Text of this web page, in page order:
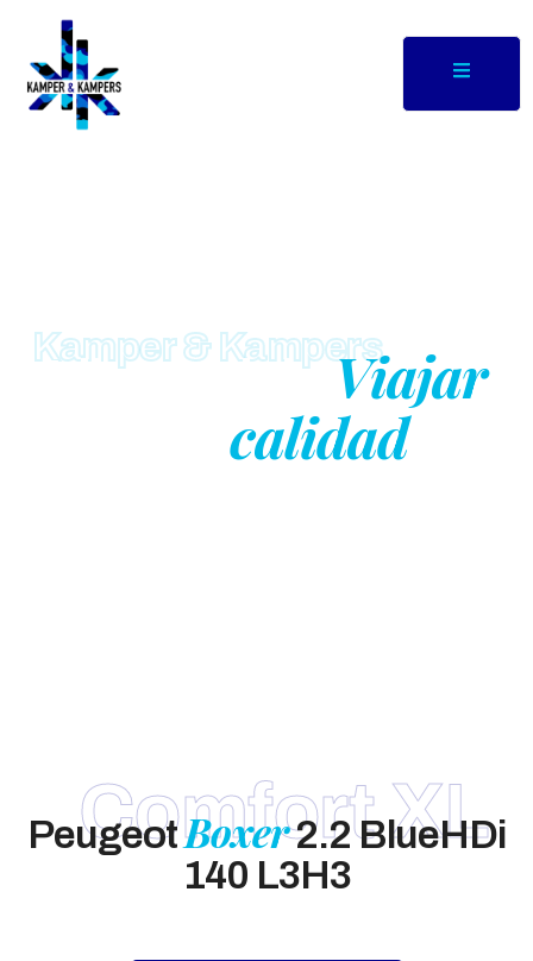
Kamper & Kampers
Libertad deViajar
calidad
Comfort XL
PeugeotBoxer2.2 BlueHDi
140 L3H3